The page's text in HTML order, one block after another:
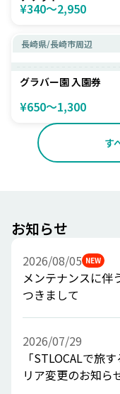
¥340〜2,950
長崎県/長崎市周辺
グラバー園 入園券
¥650〜1,300
す
お知らせ
2026/08/05 NEW
メンテナンスに伴
つきまして
2026/07/29
「STLOCALで旅
リア変更のお知ら